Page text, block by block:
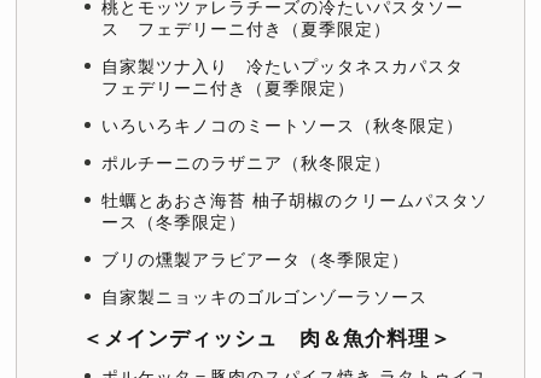
桃とモッツァレラチーズの冷たいパスタソー
ス フェデリーニ付き（夏季限定）
自家製ツナ入り 冷たいプッタネスカパスタ
フェデリーニ付き（夏季限定）
いろいろキノコのミートソース（秋冬限定）
ポルチーニのラザニア（秋冬限定）
牡蠣とあおさ海苔 柚子胡椒のクリームパスタソ
ース（冬季限定）
ブリの燻製アラビアータ（冬季限定）
自家製ニョッキのゴルゴンゾーラソース
＜メインディッシュ 肉＆魚介料理＞